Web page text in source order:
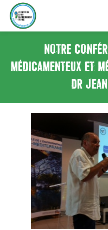
NOTRE
MÉDICAMENTEUX ET
DR